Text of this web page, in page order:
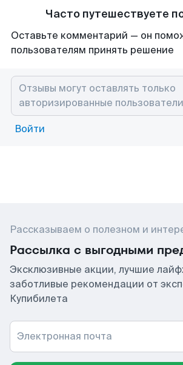
Часто путешествуете
Оставьте комментарий — он
пользователям принять решение
Войти
Рассказываем о полезном и
Рассылка с выгодными
Эксклюзивные акции, лучшие
заботливые рекомендации от
Купибилета
Электронная почта